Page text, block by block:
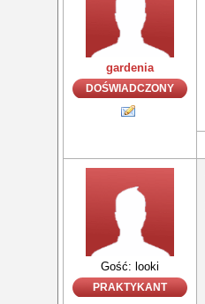
gardenia
DOŚWIADCZONY
Gość: looki
PRAKTYKANT